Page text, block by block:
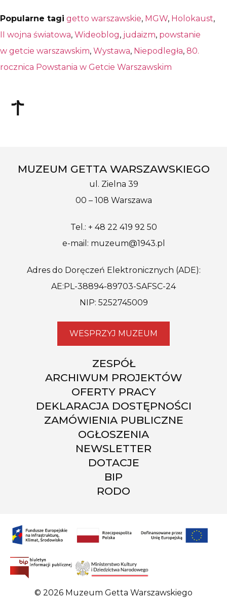
Popularne tagi getto warszawskie, MGW, Holokaust,
II wojna światowa, Wideoblog, judaizm, powstanie
w getcie warszawskim, Wystawa, Niepodległa, 80.
rocznica Powstania w Getcie Warszawskim
MUZEUM GETTA WARSZAWSKIEGO
ul. Zielna 39
00 – 108 Warszawa
Tel.: + 48 22 419 92 50
e-mail: muzeum@1943.pl
Adres do Doręczeń Elektronicznych (ADE):
AE:PL-38894-89703-SAFSC-24
NIP: 5252745009
WESPRZYJ MUZEUM
ZESPÓŁ
ARCHIWUM PROJEKTÓW
OFERTY PRACY
DEKLARACJA DOSTĘPNOŚCI
ZAMÓWIENIA PUBLICZNE
OGŁOSZENIA
NEWSLETTER
DOTACJE
BIP
RODO
© 2026 Muzeum Getta Warszawskiego